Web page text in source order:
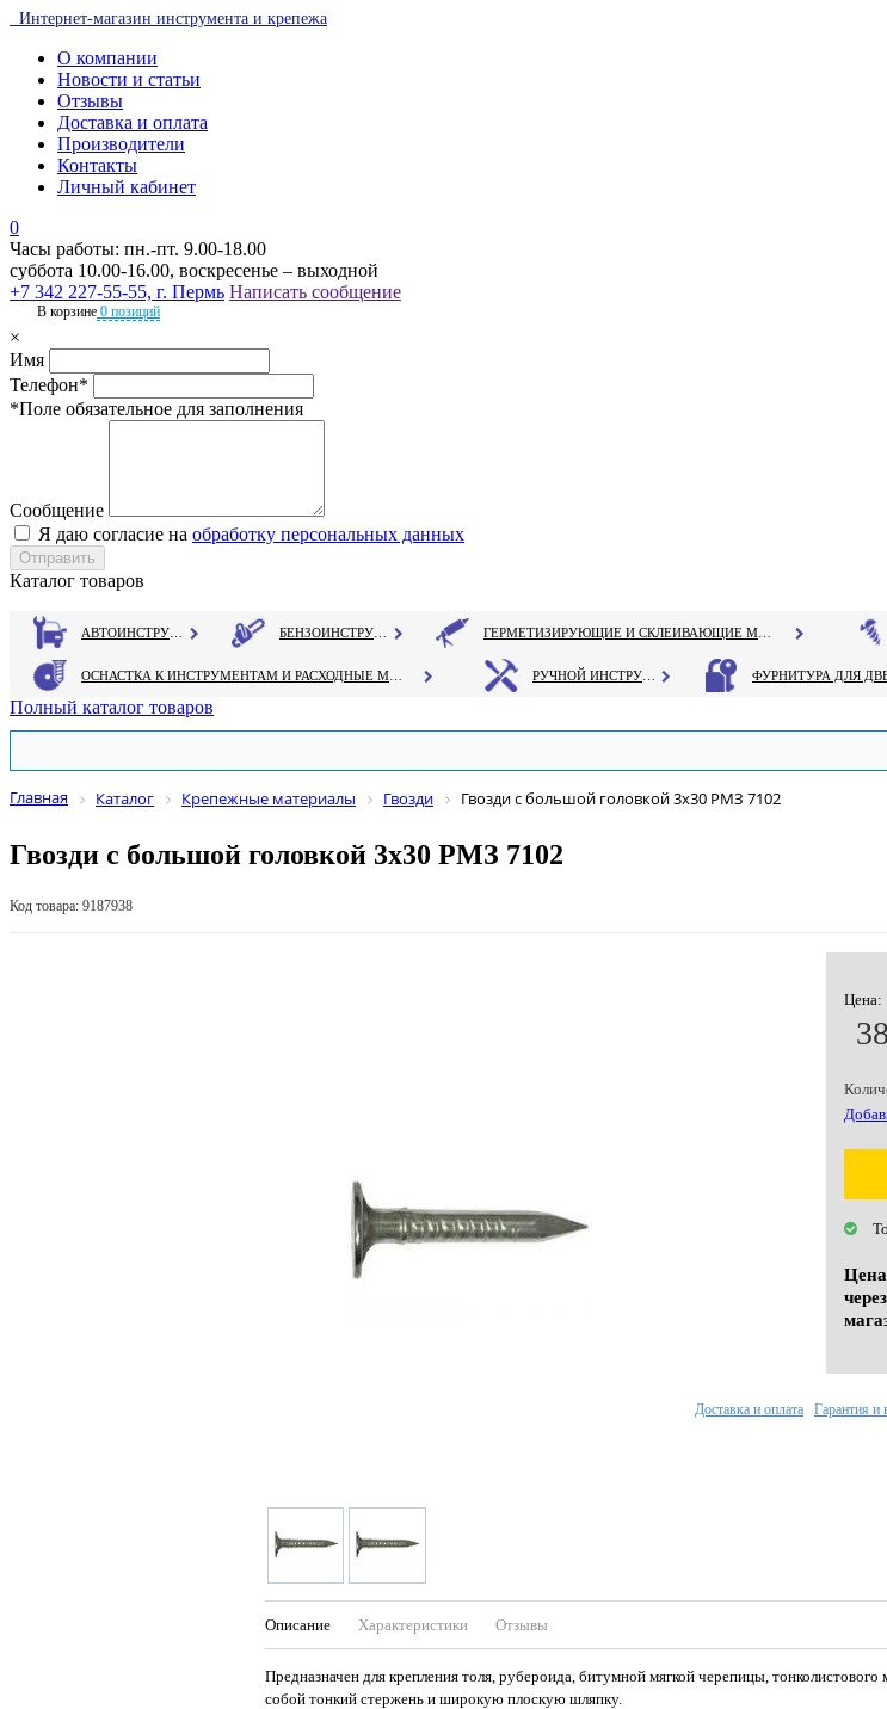
Интернет-магазин инструмента и крепежа
О компании
Новости и статьи
Отзывы
Доставка и оплата
Производители
Контакты
Личный кабинет
0
Часы работы: пн.-пт. 9.00-18.00
суббота 10.00-16.00, воскресенье – выходной
+7 342 227-55-55, г. Пермь Написать сообщение
В корзине 0 позиций
×
Имя
Телефон*
*Поле обязательное для заполнения
Сообщение
Я даю согласие на обработку персональных данных
Каталог товаров
Полный каталог товаров
Главная Каталог Крепежные материалы Гвозди Гвозди с большой головкой 3х30 РМЗ 7102
Гвозди с большой головкой 3х30 РМЗ 7102
Код товара: 9187938
Цена:
Цена
Описание Характеристики Отзывы
Предназначен для крепления толя, рубероида, битумной мягкой черепицы,
собой тонкий стержень и широкую плоскую шляпку.
Доставка и оплата Гарантия и